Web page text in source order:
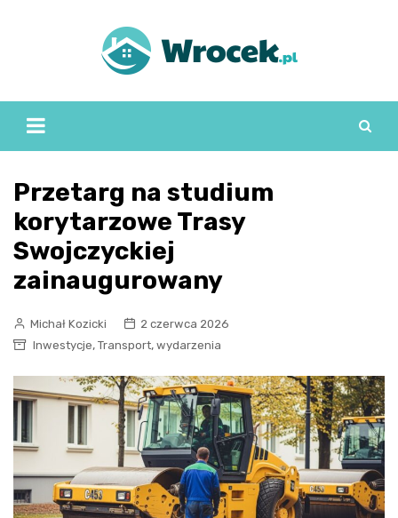
Przetarg na studium
korytarzowe Trasy
Swojczyckiej
zainaugurowany
Michał Kozicki
2 czerwca 2026
Inwestycje, Transport, wydarzenia